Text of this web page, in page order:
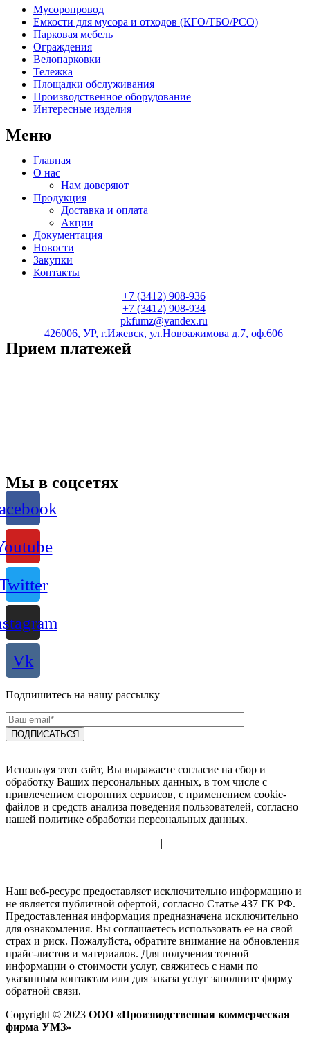
Мусоропровод
Емкости для мусора и отходов (КГО/ТБО/РСО)
Парковая мебель
Ограждения
Велопарковки
Тележка
Площадки обслуживания
Производственное оборудование
Интересные изделия
Меню
Главная
О нас
Нам доверяют
Продукция
Доставка и оплата
Акции
Документация
Новости
Закупки
Контакты
+7 (3412) 908-936
+7 (3412) 908-934
pkfumz@yandex.ru
426006, УР, г.Ижевск, ул.Новоажимова д.7, оф.606
Прием платежей
Мы в соцсетях
Vk
Подпишитесь на нашу рассылку
Используя этот сайт, Вы выражаете согласие на сбор и
обработку Ваших персональных данных, в том числе с
привлечением сторонних сервисов, с применением cookie-
файлов и средств анализа поведения пользователей, согласно
нашей политике обработки персональных данных.
|
|
Наш веб-ресурс предоставляет исключительно информацию и
не является публичной офертой, согласно Статье 437 ГК РФ.
Предоставленная информация предназначена исключительно
для ознакомления. Вы соглашаетесь использовать ее на свой
страх и риск. Пожалуйста, обратите внимание на обновления
прайс-листов и материалов. Для получения точной
информации о стоимости услуг, свяжитесь с нами по
указанным контактам или для заказа услуг заполните форму
обратной связи.
Copyright © 2023 ООО «Производственная коммерческая
фирма УМЗ»